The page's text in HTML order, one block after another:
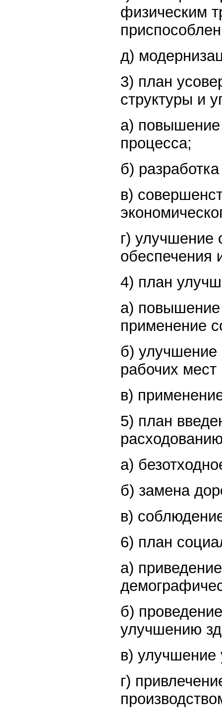
физическим
д)
3) план
структуры и
а) повышение
процесса;
б)
в)
г) улучшение
обеспечения
4) план
а) повышение
применение
б) улучшение
рабочих мест
в)
5) план
а)
б) замена
в)
6) план
а)
б)
улучшению
в) улучшение
г)